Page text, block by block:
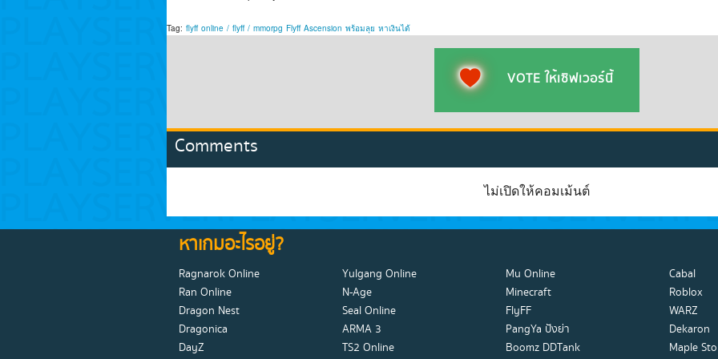
Tag: flyff online / flyff / mmorpg Flyff Ascension พร้อมลุย หาเงินได้
VOTE ให้เซิฟเวอร์นี้
Comments
ไม่เปิดให้คอมเม้นต์
หาเกมอะไรอยู่?
Ragnarok Online Yulgang Online Mu Online
Cabal
Ran Online
N-Age Minecraft
Roblox
Dragon Nest
Seal Online FlyFF
WARZ
Dragonica
ARMA 3 PangYa ปังย่า
Dekaron
DayZ
TS2 Online Boomz DDTank
Maple